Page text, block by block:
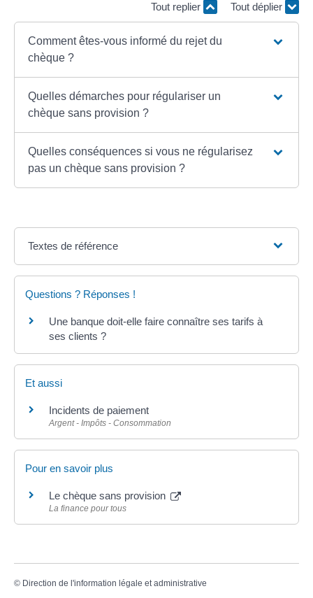
Tout replier Tout déplier
Comment êtes-vous informé du rejet du
chèque ?
Quelles démarches pour régulariser un
chèque sans provision ?
Quelles conséquences si vous ne régularisez
pas un chèque sans provision ?
Textes de référence
Questions ? Réponses !
Une banque doit-elle faire connaître ses tarifs à
ses clients ?
Et aussi
Incidents de paiement
Argent - Impôts - Consommation
Pour en savoir plus
Le chèque sans provision
La finance pour tous
© Direction de l'information légale et administrative